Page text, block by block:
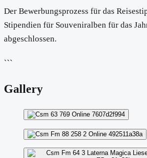
Der Bewerbungsprozess für das
Stipendien für Souveniralben für das
abgeschlossen.
```
Gallery